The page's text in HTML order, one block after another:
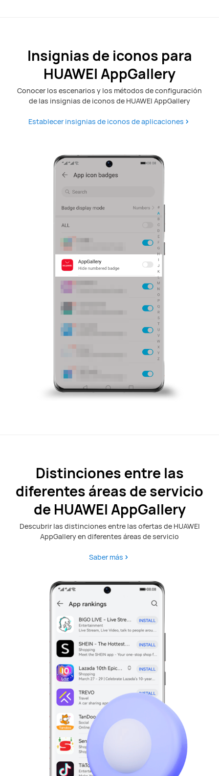
Insignias de iconos para
HUAWEI AppGallery
Conocer los escenarios y los métodos de configuración
de las insignias de iconos de HUAWEI AppGallery
Establecer insignias de iconos de aplicaciones
Distinciones entre las
diferentes áreas de servicio
de HUAWEI AppGallery
Descubrir las distinciones entre las ofertas de HUAWEI
AppGallery en diferentes áreas de servicio
Saber más